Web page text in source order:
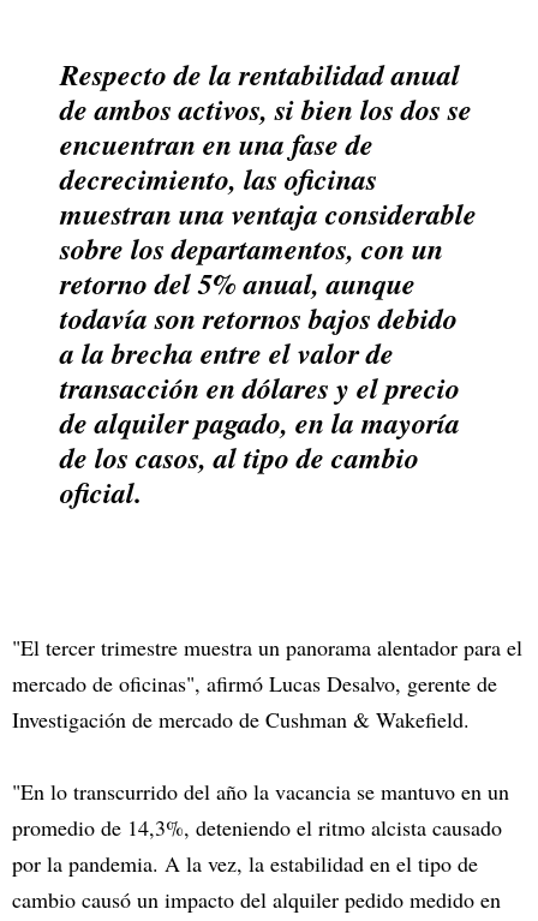
Respecto de la rentabilidad anual
de ambos activos, si bien los dos se
encuentran en una fase de
decrecimiento, las oficinas
muestran una ventaja considerable
sobre los departamentos, con un
retorno del 5% anual, aunque
todavía son retornos bajos debido
a la brecha entre el valor de
transacción en dólares y el precio
de alquiler pagado, en la mayoría
de los casos, al tipo de cambio
oficial.
"El tercer trimestre muestra un panorama alentador para el
mercado de oficinas", afirmó Lucas Desalvo, gerente de
Investigación de mercado de Cushman & Wakefield.
"En lo transcurrido del año la vacancia se mantuvo en un
promedio de 14,3%, deteniendo el ritmo alcista causado
por la pandemia. A la vez, la estabilidad en el tipo de
cambio causó un impacto del alquiler pedido medido en